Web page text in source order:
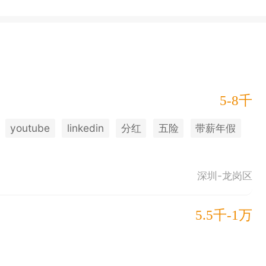
5-8千
youtube linkedin 分红 五险 带薪年假
深圳-龙岗区
5.5千-1万